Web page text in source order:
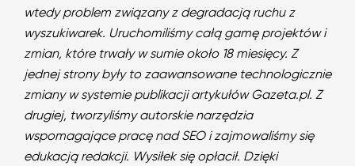
wtedy problem związany z degradacją ruchu z
wyszukiwarek. Uruchomiliśmy całą gamę projektów i
zmian, które trwały w sumie około 18 miesięcy. Z
jednej strony były to zaawansowane technologicznie
zmiany w systemie publikacji artykułów Gazeta.pl. Z
drugiej, tworzyliśmy autorskie narzędzia
wspomagające pracę nad SEO i zajmowaliśmy się
edukacją redakcji. Wysiłek się opłacił. Dzięki